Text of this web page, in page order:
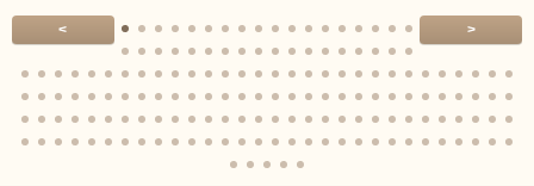
アゲート（瑪瑙/Agate）各種
< >